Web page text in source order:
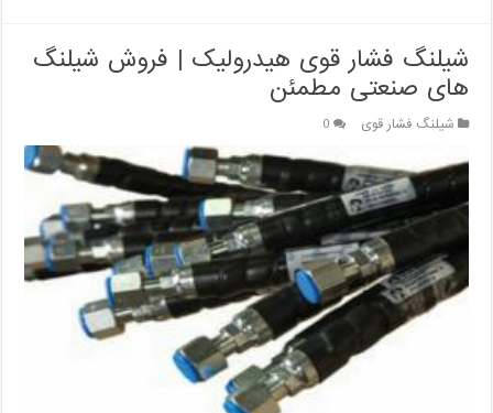
شیلنگ فشار قوی هیدرولیک | فروش شیلنگ
های صنعتی مطمئن
شیلنگ فشار قوی 0